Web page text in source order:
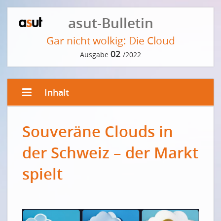
asut-Bulletin
Gar nicht wolkig: Die Cloud
Ausgabe 02 /2022
Inhalt
Eine Wolke aus Daten
EDITORIAL VON CATRIN HINKEL
Une plate-forme d'innovation sûre
Die Cloud – ein Überblick
Souveräne Clouds in
der Schweiz – der Markt
spielt